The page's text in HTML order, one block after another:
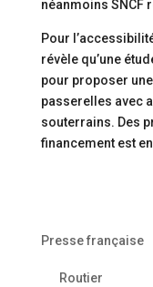
néanmoins SNCF
Pour
révèle qu’une
pour proposer
passerelles avec
souterrains. Des
financement est
Presse française
Routier